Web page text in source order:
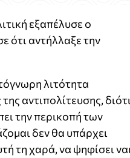
εξαπέλυσε ο
ότι αντήλλαξε την
λιτότητα
αντιπολίτευσης, διότι
την περικοπή των
δεν θα υπάρχει
τη χαρά, να ψηφίσει